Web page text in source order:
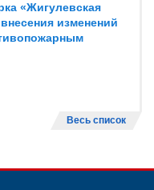
«Жигулевская
изменений
Весь список